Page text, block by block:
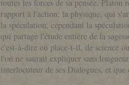
toutes les forces de sa pensée.
rapport à l'action; la physique, qui
la spéculation, cependant la
qui partage l'étude entière de la
c'est-à-dire où place-t-il, de science
l'on ne saurait expliquer sans
interlocuteur de ses Dialogues, et